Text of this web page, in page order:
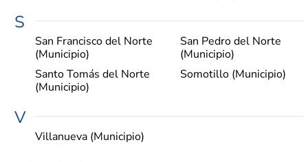
S
San Francisco del Norte
(Municipio)
San Pedro del Norte
(Municipio)
Santo Tomás del Norte
(Municipio)
Somotillo (Municipio)
V
Villanueva (Municipio)